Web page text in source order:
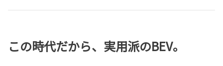
この時代だから、実用派のBEV。